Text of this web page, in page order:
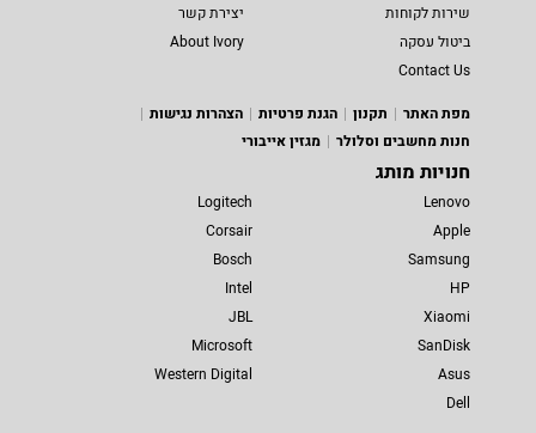
שירות לקוחות
יצירת קשר
ביטול עסקה
About Ivory
Contact Us
מפת האתר
תקנון הגנת פרטיות
הצהרות נגישות
חנות מחשבים וסלולר
מגזין אייבורי
חנויות מותג
Lenovo
Apple
Samsung
HP
Xiaomi
SanDisk
Asus
Dell
Logitech
Corsair
Bosch
Intel
JBL
Microsoft
Western Digital